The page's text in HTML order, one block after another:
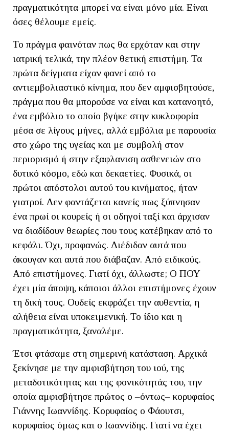
πραγματικότητα μπορεί να είναι μόνο μία. Είναι
όσες θέλουμε εμείς.
Το πράγμα φαινόταν πως θα ερχόταν και στην
ιατρική τελικά, την πλέον θετική επιστήμη. Τα
πρώτα δείγματα είχαν φανεί από το
αντιεμβολιαστικό κίνημα, που δεν αμφισβητούσε,
πράγμα που θα μπορούσε να είναι και κατανοητό,
ένα εμβόλιο το οποίο βγήκε στην κυκλοφορία
μέσα σε λίγους μήνες, αλλά εμβόλια με παρουσία
στο χώρο της υγείας και με συμβολή στον
περιορισμό ή στην εξαφλανιση ασθενειών στο
δυτικό κόσμο, εδώ και δεκαετίες. Φυσικά, οι
πρώτοι απόστολοι αυτού του κινήματος, ήταν
γιατροί. Δεν φαντάζεται κανείς πως ξύπνησαν
ένα πρωί οι κουρείς ή οι οδηγοί ταξί και άρχισαν
να διαδίδουν θεωρίες που τους κατέβηκαν από το
κεφάλι. Όχι, προφανώς. Διέδιδαν αυτά που
άκουγαν και αυτά που διάβαζαν. Από ειδικούς.
Από επιστήμονες. Γιατί όχι, άλλωστε; Ο ΠΟΥ
έχει μία άποψη, κάποιοι άλλοι επιστήμονες έχουν
τη δική τους. Ουδείς εκφράζει την αυθεντία, η
αλήθεια είναι υποκειμενική. Το ίδιο και η
πραγματικότητα, ξαναλέμε.
Έτσι φτάσαμε στη σημερινή κατάσταση. Αρχικά
ξεκίνησε με την αμφισβήτηση του ιού, της
μεταδοτικότητας και της φονικότητάς του, την
οποία αμφισβήτησε πρώτος ο –όντως– κορυφαίος
Γιάννης Ιωαννίδης. Κορυφαίος ο Φάουτσι,
κορυφαίος όμως και ο Ιωαννίδης. Γιατί να έχει